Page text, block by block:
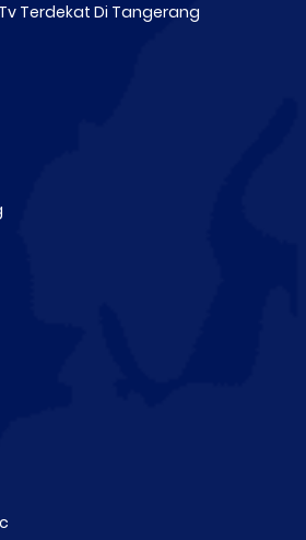
Terdekat Di Tangerang